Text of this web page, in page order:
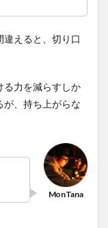
えると、切り口
力を減らすしか
が、持ち上がらな